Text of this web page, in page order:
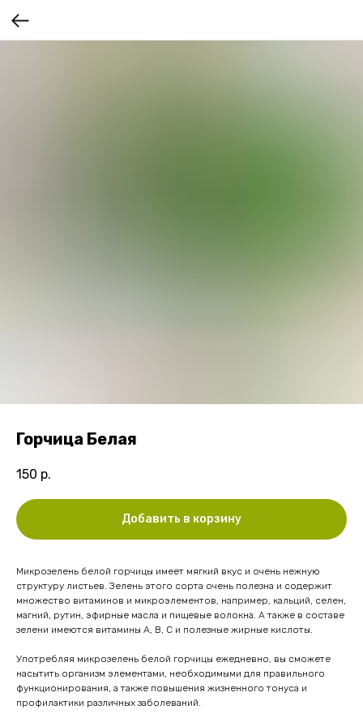
Горчица Белая
150 р.
Добавить в корзину
Микрозелень белой горчицы имеет мягкий вкус и очень нежную
структуру листьев. Зелень этого сорта очень полезна и содержит
множество витаминов и микроэлементов, например, кальций, селен,
магний, рутин, эфирные масла и пищевые волокна. А также в составе
зелени имеются витамины А, В, С и полезные жирные кислоты.
Употребляя микрозелень белой горчицы ежедневно, вы сможете
насытить организм элементами, необходимыми для правильного
функционирования, а также повышения жизненного тонуса и
профилактики различных заболеваний.